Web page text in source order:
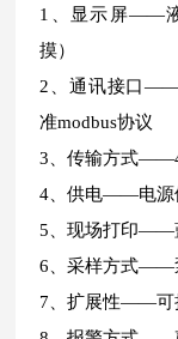
1、显示屏——
摸）
2、通讯接口
准modbus协议
3、传输方式
4、供电——电源
5、现场打印——
6、采样方式——
7、扩展性——可